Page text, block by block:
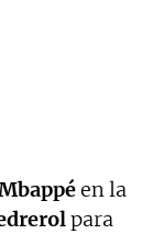
en la
para